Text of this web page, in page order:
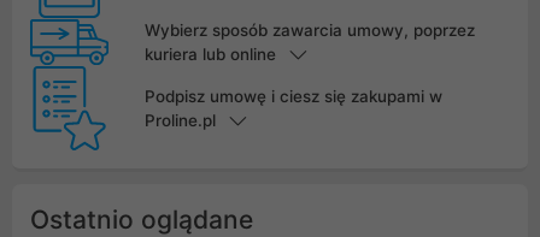
Wybierz sposób zawarcia umowy, poprzez
kuriera lub online
Podpisz umowę i ciesz się zakupami w
Proline.pl
Ostatnio oglądane